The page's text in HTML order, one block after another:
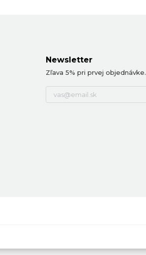
Newsletter
Zľava 5% pri prvej objednávke.